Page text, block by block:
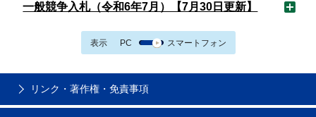
一般競争入札（令和6年7月）【7月30日更新】
表示 PC スマートフォン
リンク・著作権・免責事項